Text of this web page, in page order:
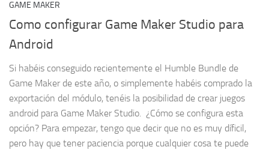
GAME MAKER
Como configurar Game Maker Studio para
Android
Si habéis conseguido recientemente el Humble Bundle de
Game Maker de este año, o simplemente habéis comprado la
exportación del módulo, tenéis la posibilidad de crear juegos
android para Game Maker Studio. ¿Cómo se configura esta
opción? Para empezar, tengo que decir que no es muy díficil,
pero hay que tener paciencia porque cualquier cosa te puede